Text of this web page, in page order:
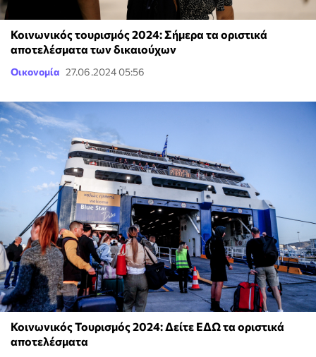
Κοινωνικός τουρισμός 2024: Σήμερα τα οριστικά
αποτελέσματα των δικαιούχων
Οικονομία 27.06.2024 05:56
Κοινωνικός Τουρισμός 2024: Δείτε ΕΔΩ τα οριστικά
αποτελέσματα